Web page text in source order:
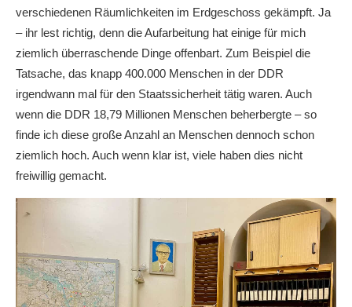
verschiedenen Räumlichkeiten im Erdgeschoss gekämpft. Ja
– ihr lest richtig, denn die Aufarbeitung hat einige für mich
ziemlich überraschende Dinge offenbart. Zum Beispiel die
Tatsache, das knapp 400.000 Menschen in der DDR
irgendwann mal für den Staatssicherheit tätig waren. Auch
wenn die DDR 18,79 Millionen Menschen beherbergte – so
finde ich diese große Anzahl an Menschen dennoch schon
ziemlich hoch. Auch wenn klar ist, viele haben dies nicht
freiwillig gemacht.